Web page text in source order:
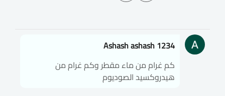
Ashash ashash 1234
كم غرام من ماء مقطر وكم غرام من
هيدروكسيد الصوديوم